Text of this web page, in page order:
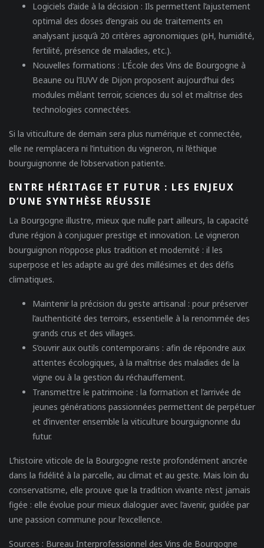
Logiciels d’aide à la décision : Ils permettent l’ajustement
optimal des doses d’engrais ou de traitements en
analysant jusqu’à 20 critères agronomiques (pH, humidité,
fertilité, présence de maladies, etc.).
Nouvelles formations : L’École des Vins de Bourgogne à
Beaune ou l’IUVV de Dijon proposent aujourd’hui des
modules mêlant terroir, sciences du sol et maîtrise des
technologies connectées.
Si la viticulture de demain sera plus numérique et connectée,
elle ne remplacera ni l’intuition du vigneron, ni l’éthique
bourguignonne de l’observation patiente.
ENTRE HÉRITAGE ET FUTUR : LES ENJEUX
D’UNE SYNTHÈSE RÉUSSIE
La Bourgogne illustre, mieux que nulle part ailleurs, la capacité
d’une région à conjuguer prestige et innovation. Le vigneron
bourguignon n’oppose plus tradition et modernité : il les
superpose et les adapte au gré des millésimes et des défis
climatiques.
Maintenir la précision du geste artisanal : pour préserver
l’authenticité des terroirs, essentielle à la renommée des
grands crus et des villages.
S’ouvrir aux outils contemporains : afin de répondre aux
attentes écologiques, à la maîtrise des maladies de la
vigne ou à la gestion du réchauffement.
Transmettre le patrimoine : la formation et l’arrivée de
jeunes générations passionnées permettent de perpétuer
et d’inventer ensemble la viticulture bourguignonne du
futur.
L’histoire viticole de la Bourgogne reste profondément ancrée
dans la fidélité à la parcelle, au climat et au geste. Mais loin du
conservatisme, elle prouve que la tradition vivante n’est jamais
figée : elle évolue pour mieux dialoguer avec l’avenir, guidée par
une passion commune pour l’excellence.
Sources : Bureau Interprofessionnel des Vins de Bourgogne